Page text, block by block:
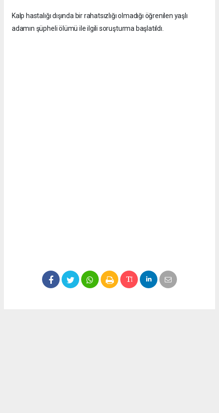
Kalp hastalığı dışında bir rahatsızlığı olmadığı öğrenilen yaşlı
adamın şüpheli ölümü ile ilgili soruşturma başlatıldı.